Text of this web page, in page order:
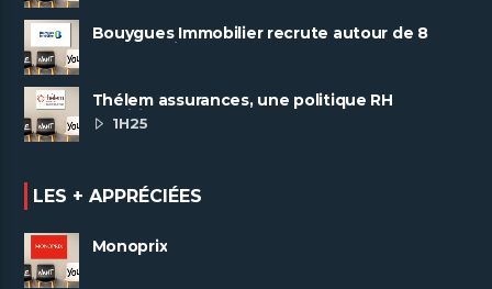
Bouygues Immobilier recrute autour de 8
pôles métiers
Thélem assurances, une politique RH
ambitieuse
1H25
LES + APPRÉCIÉES
Monoprix